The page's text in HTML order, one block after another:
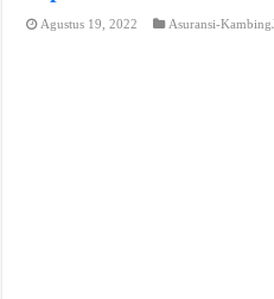
Agustus 19, 2022 Asuransi-